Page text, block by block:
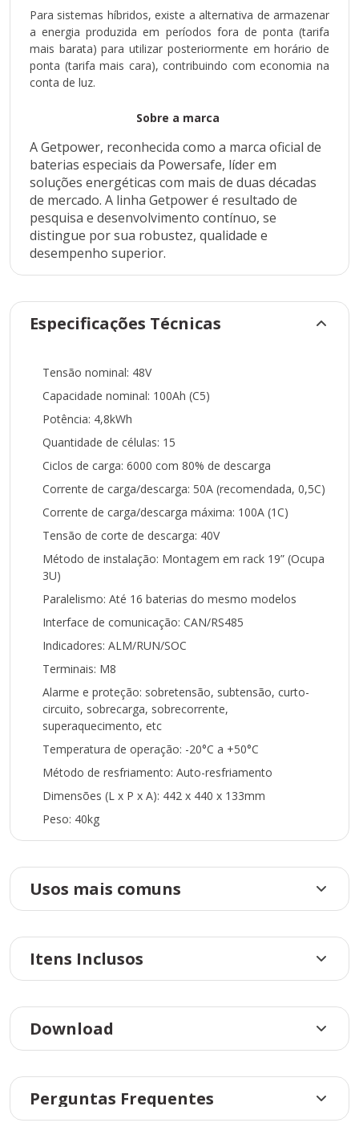
Para sistemas híbridos, existe a alternativa de armazenar
a energia produzida em períodos fora de ponta (tarifa
mais barata) para utilizar posteriormente em horário de
ponta (tarifa mais cara), contribuindo com economia na
conta de luz.
Sobre a marca
A Getpower, reconhecida como a marca oficial de
baterias especiais da Powersafe, líder em
soluções energéticas com mais de duas décadas
de mercado. A linha Getpower é resultado de
pesquisa e desenvolvimento contínuo, se
distingue por sua robustez, qualidade e
desempenho superior.
Especificações Técnicas
Tensão nominal: 48V
Capacidade nominal: 100Ah (C5)
Potência: 4,8kWh
Quantidade de células: 15
Ciclos de carga: 6000 com 80% de descarga
Corrente de carga/descarga: 50A (recomendada, 0,5C)
Corrente de carga/descarga máxima: 100A (1C)
Tensão de corte de descarga: 40V
Método de instalação: Montagem em rack 19” (Ocupa
3U)
Paralelismo: Até 16 baterias do mesmo modelos
Interface de comunicação: CAN/RS485
Indicadores: ALM/RUN/SOC
Terminais: M8
Alarme e proteção: sobretensão, subtensão, curto-
circuito, sobrecarga, sobrecorrente,
superaquecimento, etc
Temperatura de operação: -20°C a +50°C
Método de resfriamento: Auto-resfriamento
Dimensões (L x P x A): 442 x 440 x 133mm
Peso: 40kg
Usos mais comuns
Itens Inclusos
Download
Perguntas Frequentes